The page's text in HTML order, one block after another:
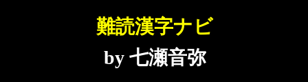
難読漢字ナビ
by 七瀬音弥